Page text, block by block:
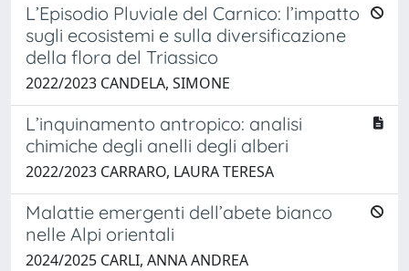
L’Episodio Pluviale del Carnico: l’impatto
sugli ecosistemi e sulla diversificazione
della flora del Triassico
2022/2023 CANDELA, SIMONE
L’inquinamento antropico: analisi
chimiche degli anelli degli alberi
2022/2023 CARRARO, LAURA TERESA
Malattie emergenti dell’abete bianco
nelle Alpi orientali
2024/2025 CARLI, ANNA ANDREA